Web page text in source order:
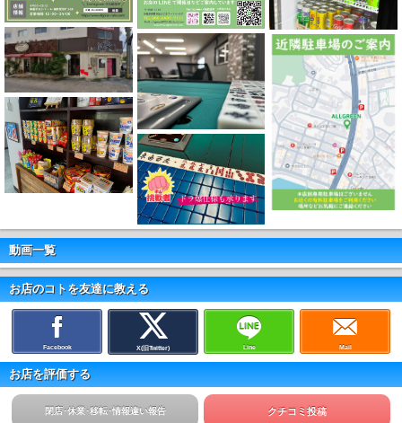
動画一覧
お店のコトを友達に教える
Facebook X(旧Twitter) Line Mail
お店を評価する
閉店･休業･移転･情報違い報告 クチコミ投稿